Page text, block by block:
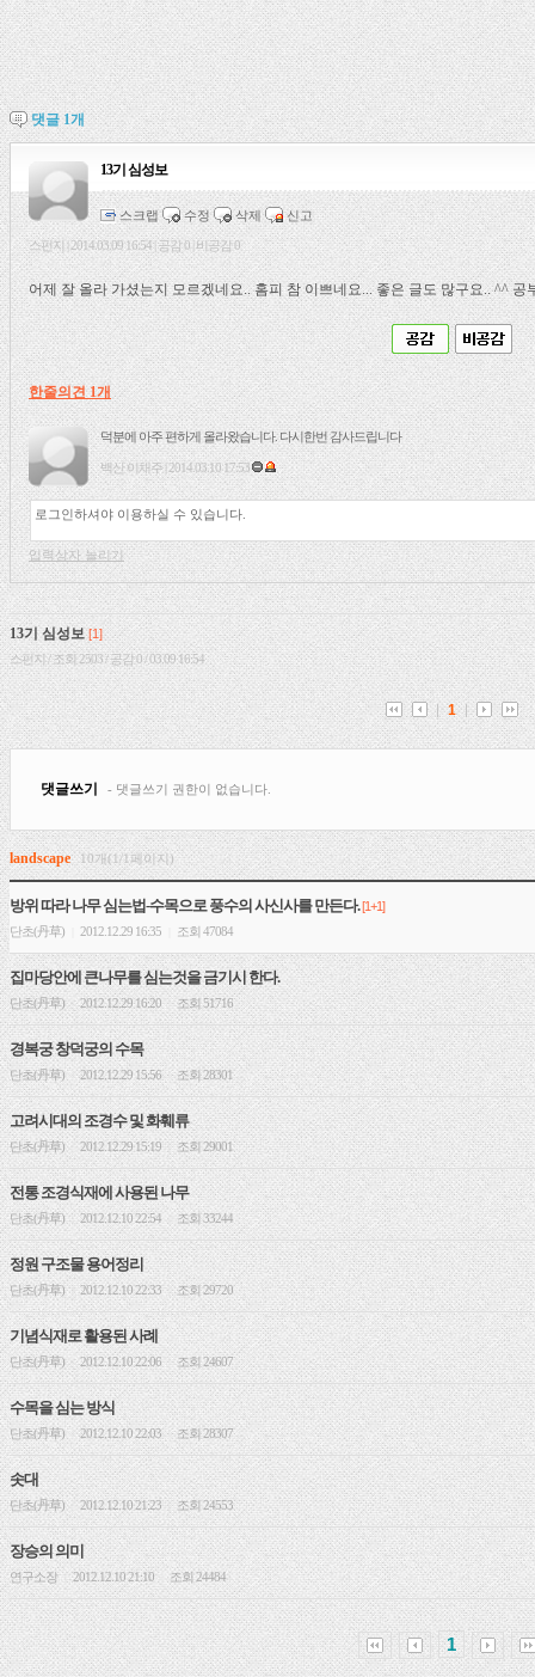
댓글 1개
landscape 10개(1/1페이지)
방위 따라 나무 심는법-수목으로 풍수의 사신사를 만든다.[1+1]
단초(丹草)
2012.12.29 16:35 조회 47084
집마당안에 큰나무를 심는것을 금기시 한다.
단초(丹草) | 2012.12.29 16:20 조회 51716
경복궁 창덕궁의 수목
단초(丹草) 2012.12.29 15:56 조회 28301
고려시대의 조경수 및 화훼류
단초(丹草) 2012.12.29 15:19 조회 29001
전통 조경식재에 사용된 나무
단초(丹草) | 2012.12.10 22:54 조회 33244
정원 구조물 용어정리
단초(丹草) | 2012.12.10 22:33 조회 29720
기념식재로 활용된 사례
단초(丹草) | 2012.12.10 22:06 조회 24607
수목을 심는 방식
단초(丹草) 2012.12.10 22:03 조회 28307
솟대
단초(丹草) 2012.12.10 21:23 조회 24553
장승의 의미
연구소장 2012.12.10 21:10 조회 24484
1